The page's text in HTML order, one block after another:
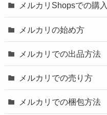
メルカリShopsでの購入
メルカリの始め方
メルカリでの出品方法
メルカリでの売り方
メルカリでの梱包方法